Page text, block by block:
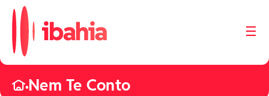
☰
•Nem Te Conto